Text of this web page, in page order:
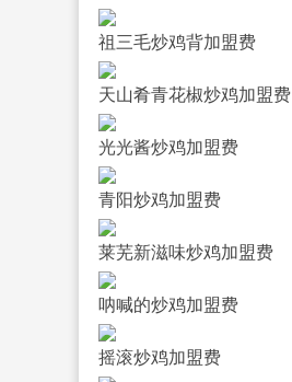
祖三毛炒鸡背加盟费
天山肴青花椒炒鸡加盟费
光光酱炒鸡加盟费
青阳炒鸡加盟费
莱芜新滋味炒鸡加盟费
呐喊的炒鸡加盟费
摇滚炒鸡加盟费